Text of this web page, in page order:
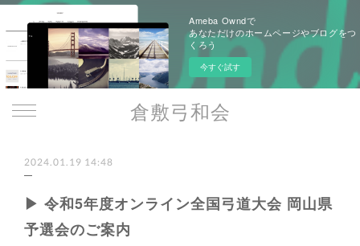
Ameba Owndで
あなただけのホームページやブログをつ
くろう
今すぐ試す
倉敷弓和会
2024.01.19 14:48
▶ 令和5年度オンライン全国弓道大会 岡山県
予選会のご案内